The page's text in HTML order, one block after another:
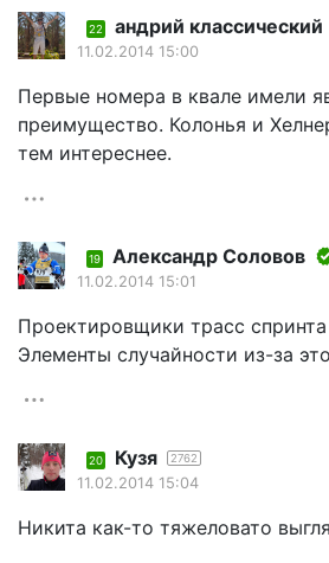
22 андрий классический
11.02.2014 15:00
Первые номера в квале имели
преимущество. Колонья и
тем интереснее.
19 Александр Соловов
11.02.2014 15:01
Проектировщики трасс
Элементы случайности из-за
20 Кузя 2762
11.02.2014 15:04
Никита как-то тяжеловато